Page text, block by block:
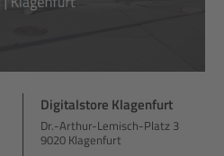
Digitalstore Klagenfurt
Dr.-Arthur-Lemisch-Platz 3
9020 Klagenfurt